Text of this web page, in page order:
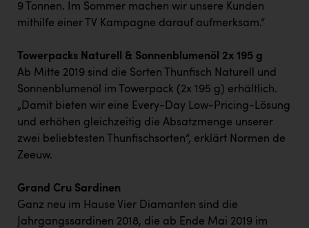
9 Tonnen. Im Sommer machen wir unsere Kunden
mithilfe einer TV Kampagne darauf aufmerksam.“
Towerpacks Naturell & Sonnenblumenöl 2x 195 g
Ab Mitte 2019 sind die Sorten Thunfisch Naturell und
Sonnenblumenöl im Towerpack (2x 195 g) erhältlich.
„Damit bieten wir eine Every-Day Low-Pricing-Lösung
und erhöhen gleichzeitig die Absatzmenge unserer
zwei beliebtesten Thunfischsorten“, erklärt Normen de
Zeeuw.
Grand Cru Sardinen
Ganz neu im Hause Vier Diamanten sind die
Jahrgangssardinen 2018, die ab Ende Mai 2019 im